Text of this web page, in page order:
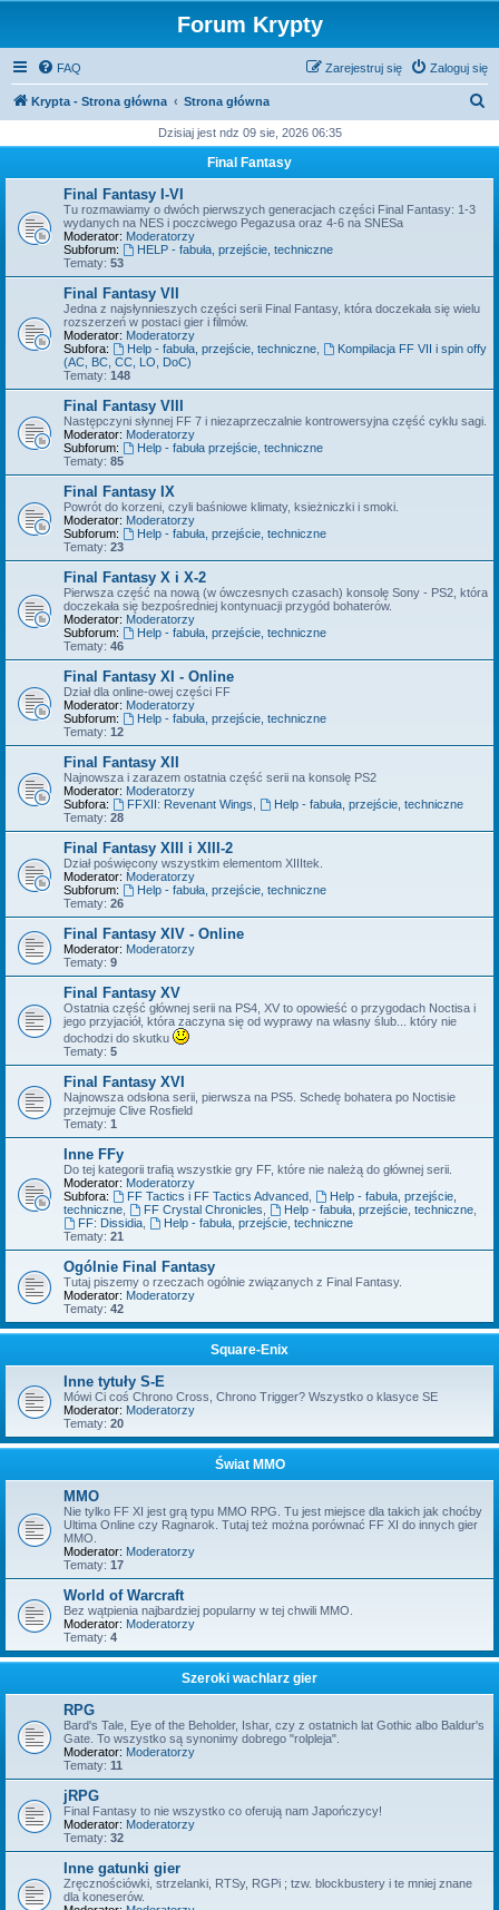
Forum Krypty
FAQ Zaloguj się
Zarejestruj się
Krypta - Strona główna Strona główna
k
Dzisiaj jest ndz 09 sie, 2026 06:35
Final Fantasy
Final Fantasy I-VI
Tu rozmawiamy o dwóch pierwszych generacjach części Final Fantasy: 1-3
wydanych na NES i poczciwego Pegazusa oraz 4-6 na SNESa
Moderator: Moderatorzy
Subforum:
HELP - fabuła, przejście, techniczne
Tematy: 53
Final Fantasy VII
Jedna z najsłynnieszych części serii Final Fantasy, która doczekała się wielu
rozszerzeń w postaci gier i filmów.
Moderator: Moderatorzy
Subfora:
Help - fabuła, przejście, techniczne,
Kompilacja FF VII i spin offy
(AC, BC, CC, LO, DoC)
Tematy: 148
Final Fantasy VIII
Następczyni słynnej FF 7 i niezaprzeczalnie kontrowersyjna część cyklu sagi.
Moderator: Moderatorzy
Subforum:
Help - fabuła przejście, techniczne
Tematy: 85
Final Fantasy IX
Powrót do korzeni, czyli baśniowe klimaty, ksieżniczki i smoki.
Moderator: Moderatorzy
Subforum:
Help - fabuła, przejście, techniczne
Tematy: 23
Final Fantasy X i X-2
Pierwsza część na nową (w ówczesnych czasach) konsolę Sony - PS2, która
doczekała się bezpośredniej kontynuacji przygód bohaterów.
Moderator: Moderatorzy
Subforum:
Help - fabuła, przejście, techniczne
Tematy: 46
Final Fantasy XI - Online
Dział dla online-owej części FF
Moderator: Moderatorzy
Subforum:
Help - fabuła, przejście, techniczne
Tematy: 12
Final Fantasy XII
Najnowsza i zarazem ostatnia część serii na konsolę PS2
Moderator: Moderatorzy
Subfora:
FFXII: Revenant Wings
Help - fabuła, przejście, techniczne
Tematy: 28
Final Fantasy XIII i XIII-2
Dział poświęcony wszystkim elementom XIIItek.
Moderator: Moderatorzy
Subforum:
Help - fabuła, przejście, techniczne
Tematy: 26
Final Fantasy XIV - Online
Moderator: Moderatorzy
Tematy: 9
Final Fantasy XV
Ostatnia część głównej serii na PS4, XV to opowieść o przygodach Noctisa i
jego przyjaciół, która zaczyna się od wyprawy na własny ślub... który nie
dochodzi do skutku
Tematy: 5
Final Fantasy XVI
Najnowsza odsłona serii, pierwsza na PS5. Schedę bohatera po Noctisie
przejmuje Clive Rosfield
Tematy: 1
Inne FFy
Do tej kategorii trafią wszystkie gry FF, które nie należą do głównej serii.
Moderator: Moderatorzy
Subfora:
FF Tactics i FF Tactics Advanced,
Help - fabuła, przejście,
techniczne
FF Crystal Chronicles Help - fabuła, przejście, techniczne,
FF: Dissidia,
Help - fabuła, przejście, techniczne
Tematy: 21
Ogólnie Final Fantasy
Tutaj piszemy o rzeczach ogólnie związanych z Final Fantasy.
Moderator: Moderatorzy
Tematy: 42
Square-Enix
Inne tytuły S-E
Mówi Ci coś Chrono Cross, Chrono Trigger? Wszystko o klasyce SE
Moderator: Moderatorzy
Tematy: 20
Świat MMO
MMO
Nie tylko FF XI jest grą typu MMO RPG. Tu jest miejsce dla takich jak choćby
Ultima Online czy Ragnarok. Tutaj też można porównać FF XI do innych gier
MMO.
Moderator: Moderatorzy
Tematy: 17
World of Warcraft
Bez wątpienia najbardziej popularny w tej chwili MMO.
Moderator: Moderatorzy
Tematy: 4
Szeroki wachlarz gier
RPG
Bard's Tale, Eye of the Beholder, Ishar, czy z ostatnich lat Gothic albo Baldur's
Gate. To wszystko są synonimy dobrego "rolpleja".
Moderator: Moderatorzy
Tematy: 11
jRPG
Final Fantasy to nie wszystko co oferują nam Japończycy!
Moderator: Moderatorzy
Tematy: 32
Inne gatunki gier
Zręcznościówki, strzelanki, RTSy, RGPi ; tzw. blockbustery i te mniej znane
dla koneserów.